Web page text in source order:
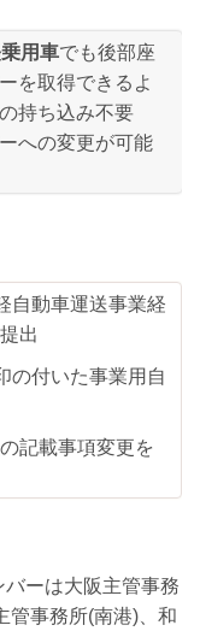
用車でも後部座
を取得できるよ
持ち込み不要
への変更が可能
自動車運送事業経
出
の付いた事業用自
記載事項変更を
ーは大阪主管事務
管事務所(南港)、和